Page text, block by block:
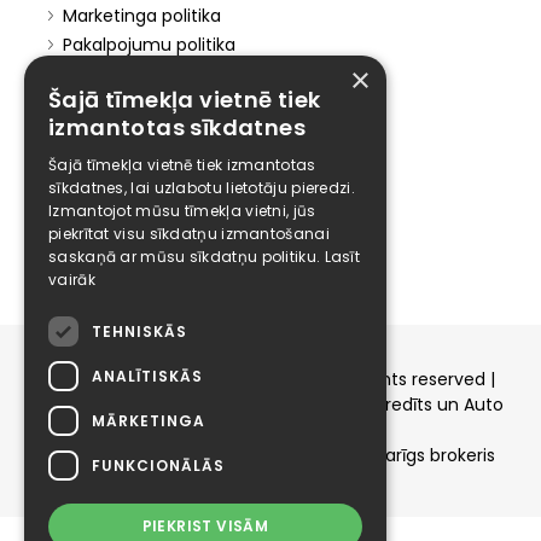
Marketinga politika
Pakalpojumu politika
Atteikties no mārketinga
Elīzings
Affiliate
Karjera
Kontakti
Copyright © 2015-2026 elizings.lv | All rights reserved |
elizings - Kredītu salīdzināšana, Patēriņa kredīts un Auto
SIA ELIZINGS.LV - pilnvaru apjoms - neatkarīgs brokeris
×
Šajā tīmekļa vietnē tiek
izmantotas sīkdatnes
Šajā tīmekļa vietnē tiek izmantotas
sīkdatnes, lai uzlabotu lietotāju pieredzi.
Izmantojot mūsu tīmekļa vietni, jūs
piekrītat visu sīkdatņu izmantošanai
saskaņā ar mūsu sīkdatņu politiku. Lasīt
vairāk
TEHNISKĀS
ANALĪTISKĀS
MĀRKETINGA
FUNKCIONĀLĀS
PIEKRIST VISĀM